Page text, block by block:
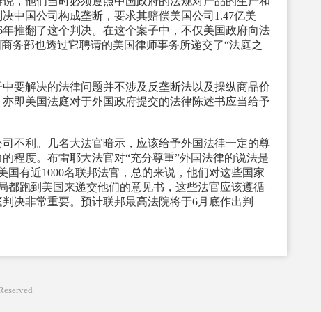
中国公司构成垄断，要求其赔偿美国公司1.47亿美
推翻了这个判决。在这个案子中，不仅美国政府向法
务部也透过它聘请的美国律师事务所递交了“法庭之
解决的法律问题并不涉及反垄断法以及操纵商品价
即美国法庭对于外国政府提交的法律陈述书应当给予
利。几名大法官暗示，应该给予外国法律一定的尊
程度。布雷耶大法官对“充分尊重”外国法律的说法是
有近1000名联邦法官，总的来说，他们对这些国家
都跑到美国来递交他们的意见书，这些法官应该遵循
决非常重要。预计联邦最高法院将于6月底作出判